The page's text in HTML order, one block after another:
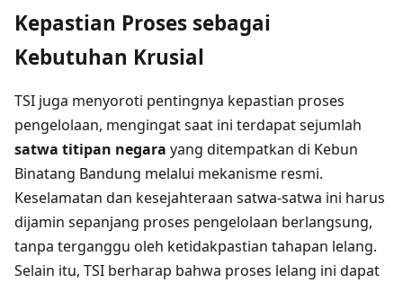
Kepastian Proses sebagai
Kebutuhan Krusial
TSI juga menyoroti pentingnya kepastian proses
pengelolaan, mengingat saat ini terdapat sejumlah
satwa titipan negara yang ditempatkan di Kebun
Binatang Bandung melalui mekanisme resmi.
Keselamatan dan kesejahteraan satwa-satwa ini harus
dijamin sepanjang proses pengelolaan berlangsung,
tanpa terganggu oleh ketidakpastian tahapan lelang.
Selain itu, TSI berharap bahwa proses lelang ini dapat